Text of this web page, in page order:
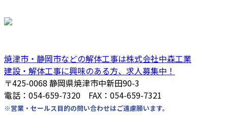
焼津市・静岡市などの解体工事は株式会社中森工業
建設・解体工事に興味のある方、求人募集中！
〒425-0068 静岡県焼津市中新田90-3
電話：054-659-7320 FAX：054-659-7321
※営業・セールス目的の問い合わせはご遠慮願います。